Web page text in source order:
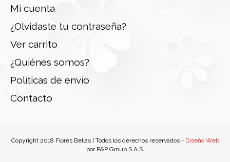
Mi cuenta
¿Olvidaste tu contraseña?
Ver carrito
¿Quiénes somos?
Políticas de envío
Contacto
Copyright 2018 Flores Bellas | Todos los derechos reservados - Diseño Web
por P&P Group S.A.S.